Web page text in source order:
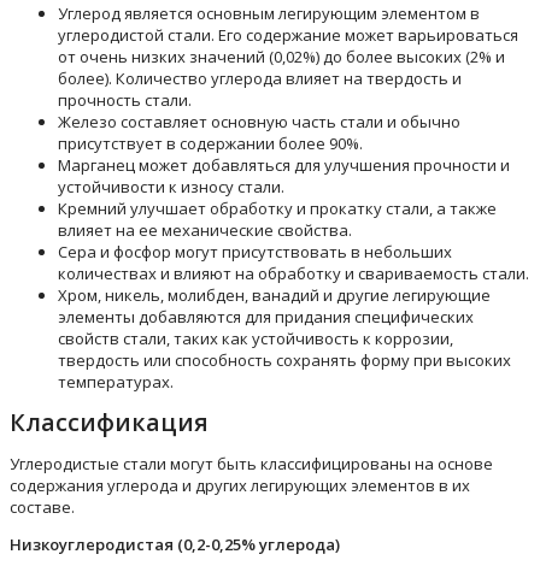
Углерод является основным легирующим элементом в
углеродистой стали. Его содержание может варьироваться
от очень низких значений (0,02%) до более высоких (2% и
более). Количество углерода влияет на твердость и
прочность стали.
Железо составляет основную часть стали и обычно
присутствует в содержании более 90%.
Марганец может добавляться для улучшения прочности и
устойчивости к износу стали.
Кремний улучшает обработку и прокатку стали, а также
влияет на ее механические свойства.
Сера и фосфор могут присутствовать в небольших
количествах и влияют на обработку и свариваемость стали.
Хром, никель, молибден, ванадий и другие легирующие
элементы добавляются для придания специфических
свойств стали, таких как устойчивость к коррозии,
твердость или способность сохранять форму при высоких
температурах.
Классификация
Углеродистые стали могут быть классифицированы на основе
содержания углерода и других легирующих элементов в их
составе.
Низкоуглеродистая (0,2-0,25% углерода)